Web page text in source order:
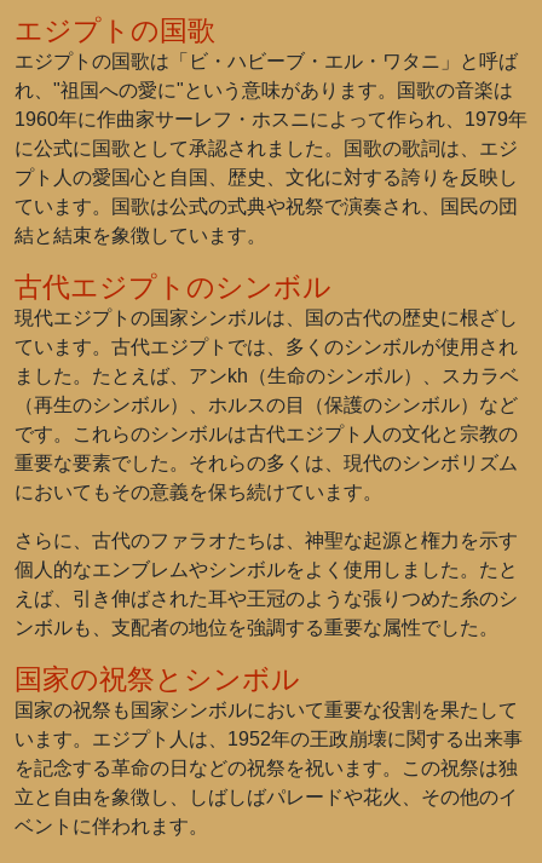
エジプトの国歌
エジプトの国歌は「ビ・ハビーブ・エル・ワタニ」と呼ば
れ、"祖国への愛に"という意味があります。国歌の音楽は
1960年に作曲家サーレフ・ホスニによって作られ、1979年
に公式に国歌として承認されました。国歌の歌詞は、エジ
プト人の愛国心と自国、歴史、文化に対する誇りを反映し
ています。国歌は公式の式典や祝祭で演奏され、国民の団
結と結束を象徴しています。
古代エジプトのシンボル
現代エジプトの国家シンボルは、国の古代の歴史に根ざし
ています。古代エジプトでは、多くのシンボルが使用され
ました。たとえば、アンkh（生命のシンボル）、スカラベ
（再生のシンボル）、ホルスの目（保護のシンボル）など
です。これらのシンボルは古代エジプト人の文化と宗教の
重要な要素でした。それらの多くは、現代のシンボリズム
においてもその意義を保ち続けています。
さらに、古代のファラオたちは、神聖な起源と権力を示す
個人的なエンブレムやシンボルをよく使用しました。たと
えば、引き伸ばされた耳や王冠のような張りつめた糸のシ
ンボルも、支配者の地位を強調する重要な属性でした。
国家の祝祭とシンボル
国家の祝祭も国家シンボルにおいて重要な役割を果たして
います。エジプト人は、1952年の王政崩壊に関する出来事
を記念する革命の日などの祝祭を祝います。この祝祭は独
立と自由を象徴し、しばしばパレードや花火、その他のイ
ベントに伴われます。